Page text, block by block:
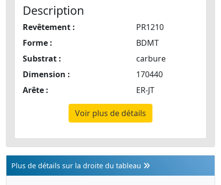
Description
Revêtement :
PR1210
Forme :
BDMT
Substrat :
carbure
Dimension :
170440
Arête :
ER-JT
Voir plus de détails
Plus de détails sur la droite du tableau